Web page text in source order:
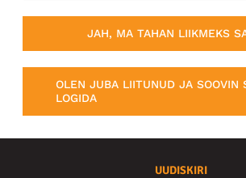
JAH, MA TAHAN LIIKMEKS
OLEN JUBA LIITUNUD JA SOOVIN
LOGIDA
UUDISKIRI